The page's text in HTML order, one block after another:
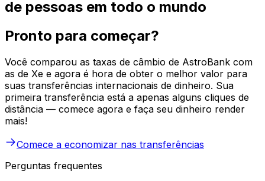
de pessoas em todo o mundo
Pronto para começar?
Você comparou as taxas de câmbio de AstroBank com
as de Xe e agora é hora de obter o melhor valor para
suas transferências internacionais de dinheiro. Sua
primeira transferência está a apenas alguns cliques de
distância — comece agora e faça seu dinheiro render
mais!
Comece a economizar nas transferências
Perguntas frequentes